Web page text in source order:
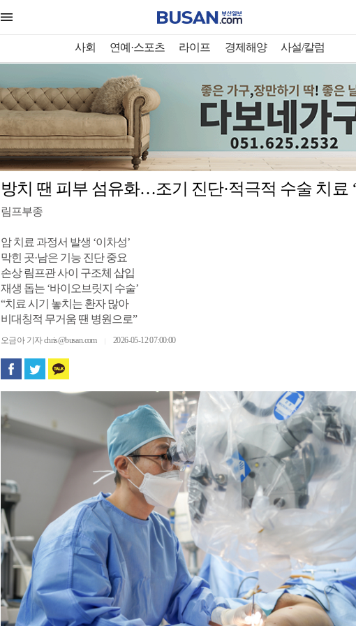
사회 연예·스포츠 라이프 경제해양 사설/칼럼
방치 땐 피부 섬유화…조기 진단·적극적 수술 치료
림프부종
암 치료 과정서 발생 ‘이차성’
막힌 곳·남은 기능 진단 중요
손상 림프관 사이 구조체 삽입
재생 돕는 ‘바이오브릿지 수술’
“치료 시기 놓치는 환자 많아
비대칭적 무거움 땐 병원으로”
오금아 기자 chris@busan.com 2026-05-12 07:00:00